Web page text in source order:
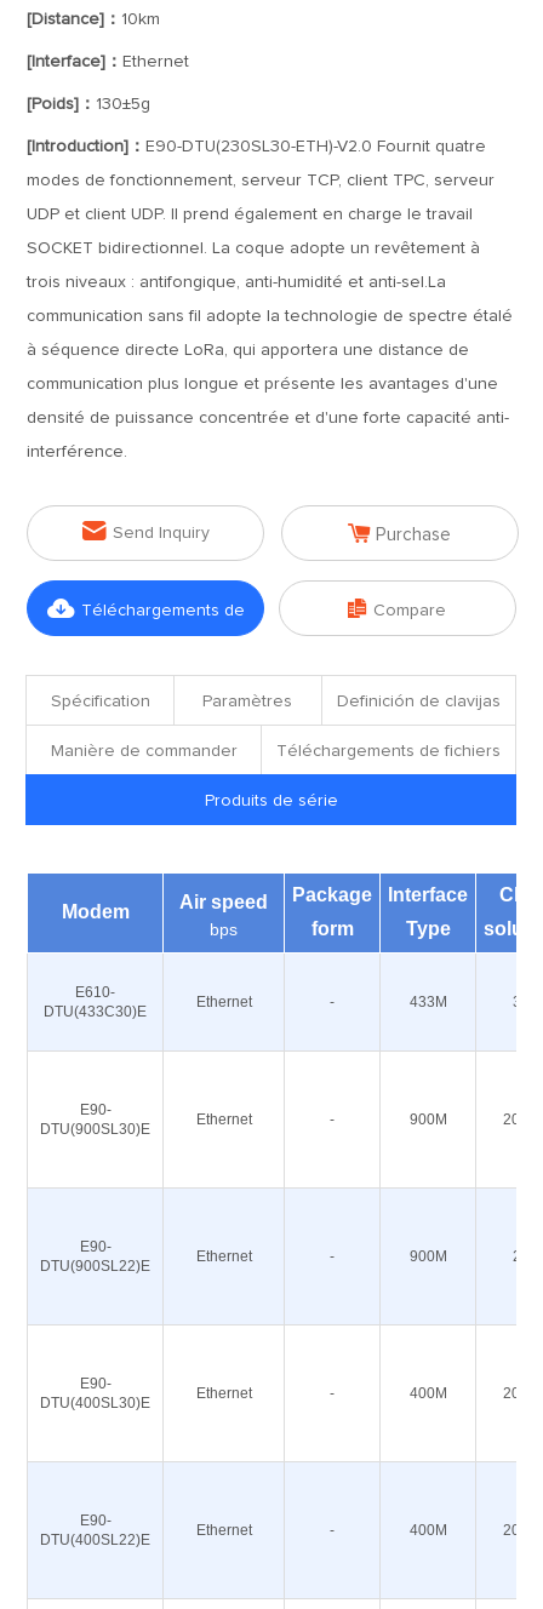
[Distance]： 10km
[Interface]： Ethernet
[Poids]： 130±5g
[Introduction]： E90-DTU(230SL30-ETH)-V2.0 Fournit quatre
modes de fonctionnement, serveur TCP, client TPC, serveur
UDP et client UDP. Il prend également en charge le travail
SOCKET bidirectionnel. La coque adopte un revêtement à
trois niveaux : antifongique, anti-humidité et anti-sel.La
communication sans fil adopte la technologie de spectre étalé
à séquence directe LoRa, qui apportera une distance de
communication plus longue et présente les avantages d'une
densité de puissance concentrée et d'une forte capacité anti-
interférence.
 Send Inquiry  Purchase
 Téléchargements de  Compare
Spécification Paramètres Definición de clavijas
Manière de commander Téléchargements de fichiers
Produits de série
Modem Air speed
bps
Package
form
Interface
Type
Chip
E610-
DTU(433C30)E
Ethernet - 433M 30
E90-
DTU(900SL30)E
Ethernet - 900M 20/30
E90-
DTU(900SL22)E
Ethernet - 900M 20
E90-
DTU(400SL30)E
Ethernet - 400M 20/30
E90-
DTU(400SL22)E
Ethernet - 400M 20/30